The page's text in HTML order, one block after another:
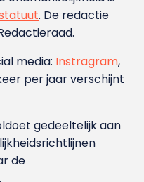
. De redactie
media: Instragram,
per jaar verschijnt
gedeeltelijk aan
de